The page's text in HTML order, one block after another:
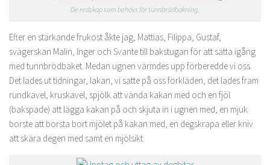
De redskap som behövs för tunnbrödbakning.
Efter en stärkande frukost åkte jag, Mattias, Filippa, Gustaf,
svägerskan Malin, Inger och Svante till bakstugan för att sätta igång
med tunnbrödbaket. Medan ugnen värmdes upp förberedde vi oss.
Det lades ut tidningar, lakan, vi satte på oss förkläden, det lades fram
rundkavel, kruskavel, spjölk att vända kakan med och en fjöl
(bakspade) att lägga kakan på och skjuta in i ugnen med, en mjuk
borste att borsta bort mjölet på kakan med, en degskrapa eller kniv
att skära degen med samt en mjölsikt.